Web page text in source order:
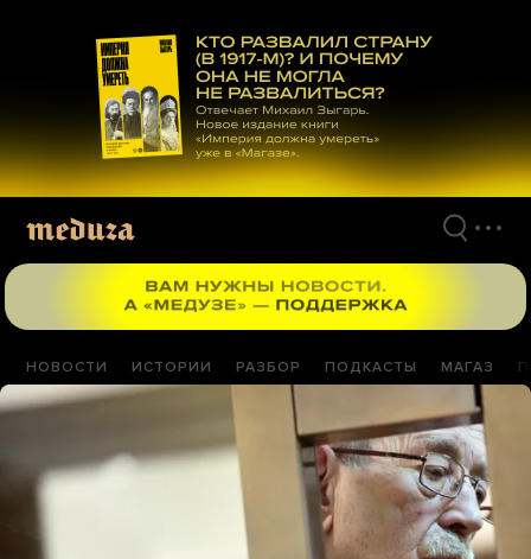
материалам
НОВОСТИ ИСТОРИИ РАЗБОР ПОДКАСТЫ МАГАЗ